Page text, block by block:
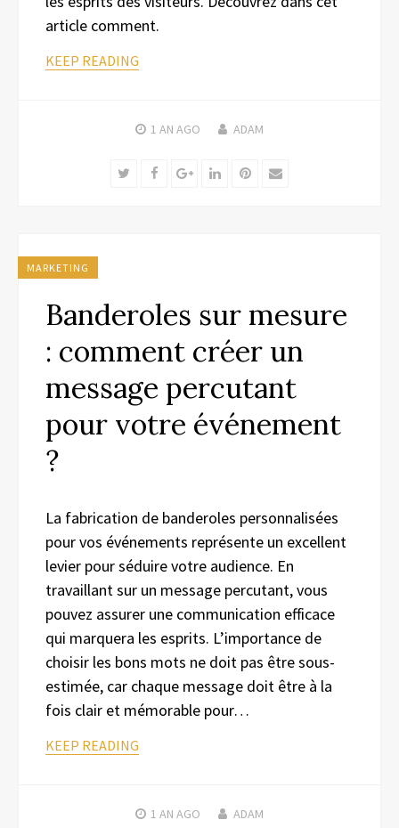
article comment.
KEEP READING
1 AN AGO ADAM
TwitterFacebookGoogle+LinkedInPinterest
Email
MARKETING
Banderoles sur mesure
: comment créer un
message percutant
pour votre événement
?
La fabrication de banderoles personnalisées
pour vos événements représente un excellent
levier pour séduire votre audience. En
travaillant sur un message percutant, vous
pouvez assurer une communication efficace
qui marquera les esprits. L’importance de
choisir les bons mots ne doit pas être sous-
estimée, car chaque message doit être à la
fois clair et mémorable pour…
KEEP READING
1 AN AGO ADAM